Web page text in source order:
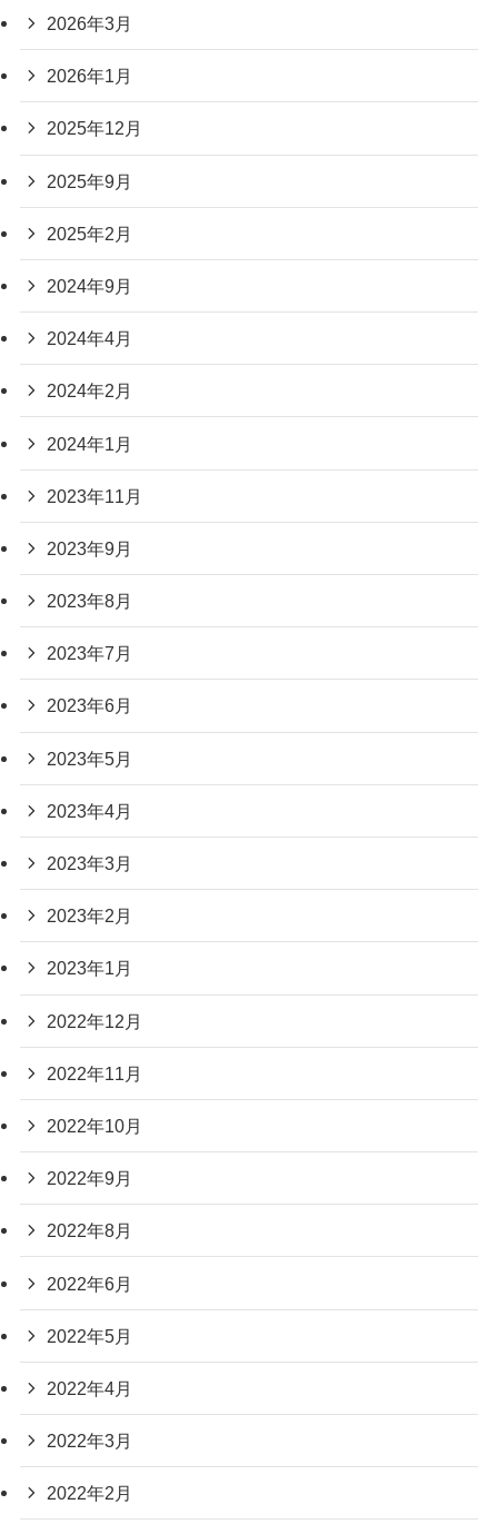
2026年3月
2026年1月
2025年12月
2025年9月
2025年2月
2024年9月
2024年4月
2024年2月
2024年1月
2023年11月
2023年9月
2023年8月
2023年7月
2023年6月
2023年5月
2023年4月
2023年3月
2023年2月
2023年1月
2022年12月
2022年11月
2022年10月
2022年9月
2022年8月
2022年6月
2022年5月
2022年4月
2022年3月
2022年2月